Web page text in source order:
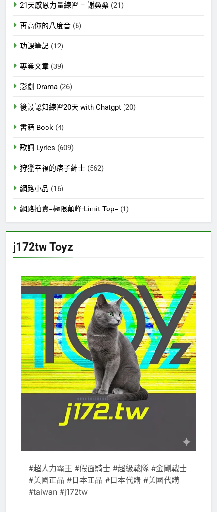
21天感恩力量練習 – 謝桑桑 (21)
再高你的八度音 (6)
功課筆記 (12)
專業文章 (39)
影劇 Drama (26)
後設認知練習20天 with Chatgpt (20)
書籍 Book (4)
歌詞 Lyrics (609)
狩獵幸福的痞子紳士 (562)
網路小品 (16)
網路拍賣=極限顛峰-Limit Top= (1)
j172tw Toyz
#超人力霸王 #假面騎士 #超級戰隊 #金剛戰士
#美國正品 #日本正品 #日本代購 #美國代購
#taiwan #j172tw